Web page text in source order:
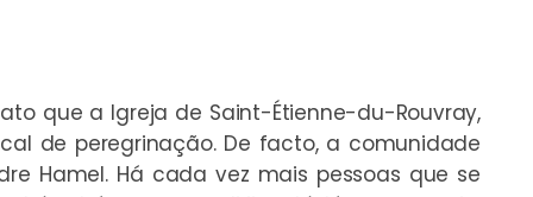
que a Igreja de Saint-Étienne-du-Rouvray,
de peregrinação. De facto, a comunidade
Hamel. Há cada vez mais pessoas que se